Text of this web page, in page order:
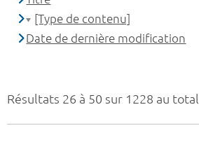
Résultats 26 à 50 sur 1228 au total
[Type de contenu]
Date de dernière modification